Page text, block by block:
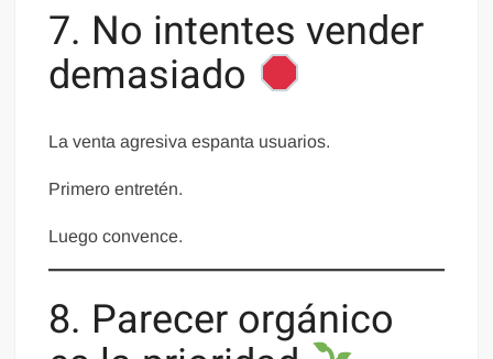
7. No intentes vender
demasiado
La venta agresiva espanta usuarios.
Primero entretén.
Luego convence.
8. Parecer orgánico